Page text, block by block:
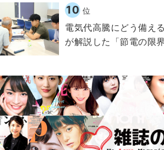
10 位
電気代高騰にどう備え
が解説した「節電の限